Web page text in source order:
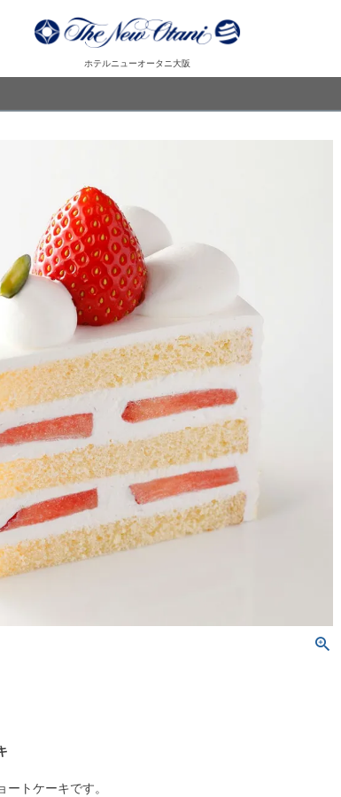
ホテルニューオータニ大阪
トケーキです。